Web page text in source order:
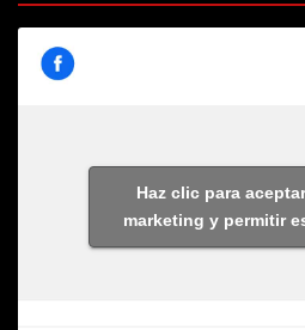
Haz clic para
marketing y permitir